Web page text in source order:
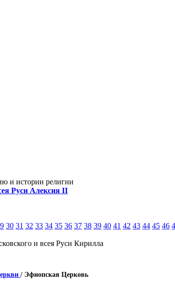
и истории религии
Руси Алексия II
30 31 32 33 34 35 36 37 38 39 40 41 42 43 44 45 46
и всея Руси Кирилла
/ Эфиопская Церковь